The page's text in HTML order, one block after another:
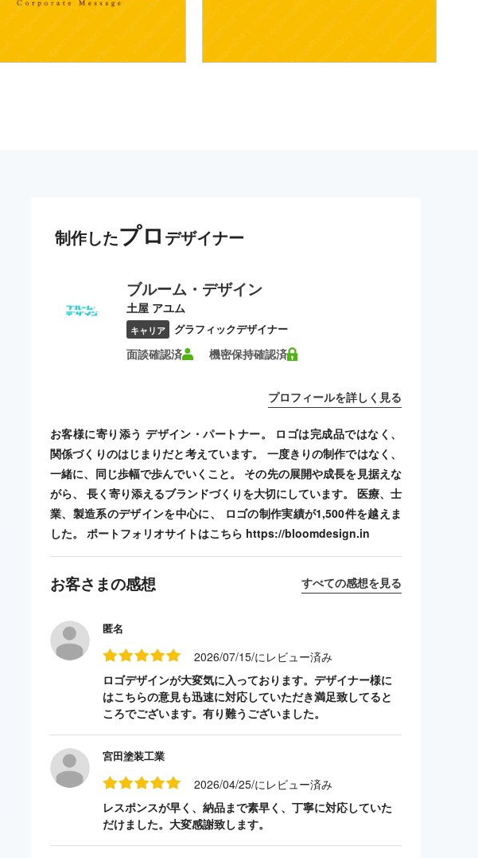
制作したプロ デザイナー
ブルーム・デザイン
土屋 アユム
キャリア グラフィックデザイナー
面談確認済 機密保持確認済
プロフィールを詳しく見る
お客様に寄り添う デザイン・パートナー。 ロゴは完成品ではなく、
関係づくりのはじまりだと考えています。 一度きりの制作ではなく、
一緒に、同じ歩幅で歩んでいくこと。 その先の展開や成長を見据えな
がら、 長く寄り添えるブランドづくりを大切にしています。 医療、士
業、製造系のデザインを中心に、 ロゴの制作実績が1,500件を越えま
した。 ポートフォリオサイトはこちら https://bloomdesign.in
お客さまの感想 すべての感想を見る
匿名
2026/07/15/にレビュー済み
ロゴデザインが大変気に入っております。デザイナー様に
はこちらの意見も迅速に対応していただき満足致してると
ころでございます。有り難うございました。
宮田塗装工業
2026/04/25/にレビュー済み
レスポンスが早く、納品まで素早く、丁寧に対応していた
だけました。大変感謝致します。